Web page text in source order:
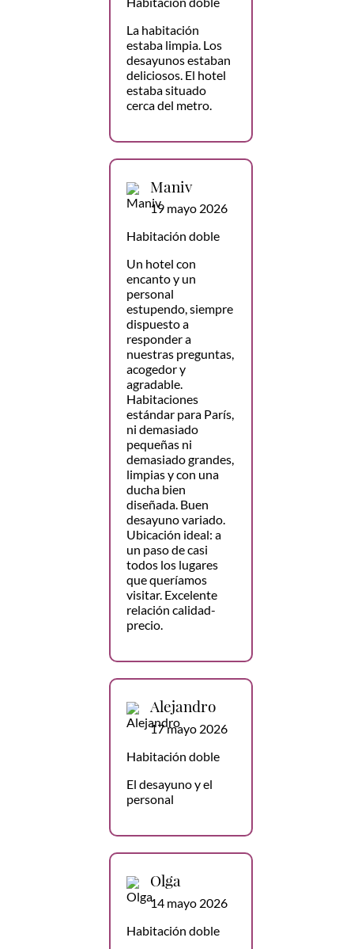
La habitación
estaba limpia. Los
desayunos estaban
deliciosos. El hotel
estaba situado
cerca del metro.
Maniv
19 mayo 2026
Habitación doble
Un hotel con
encanto y un
personal
estupendo, siempre
dispuesto a
responder a
nuestras preguntas,
acogedor y
agradable.
Habitaciones
estándar para París,
ni demasiado
pequeñas ni
demasiado grandes,
limpias y con una
ducha bien
diseñada. Buen
desayuno variado.
Ubicación ideal: a
un paso de casi
todos los lugares
que queríamos
visitar. Excelente
relación calidad-
precio.
Alejandro
17 mayo 2026
Habitación doble
El desayuno y el
personal
Olga
14 mayo 2026
Habitación doble